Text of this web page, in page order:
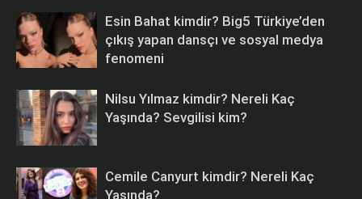
Esin Bahat kimdir? Big5 Türkiye’den
çıkış yapan dansçı ve sosyal medya
fenomeni
Nilsu Yılmaz kimdir? Nereli Kaç
Yaşında? Sevgilisi kim?
Cemile Canyurt kimdir? Nereli Kaç
Yaşında?